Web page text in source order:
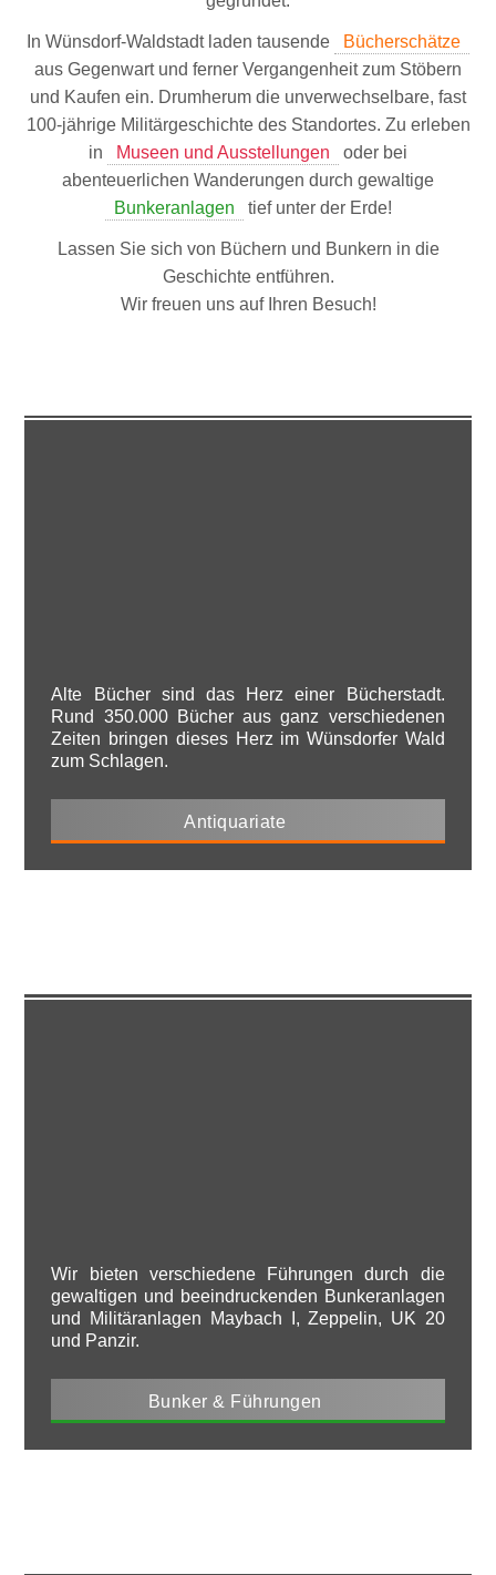
In Wünsdorf-Waldstadt laden tausende
Bücherschätze
aus Gegenwart und ferner Vergangenheit zum Stöbern
und Kaufen ein. Drumherum die unverwechselbare, fast
100-jährige Militärgeschichte des Standortes. Zu erleben
in
Museen und Ausstellungen
oder bei
abenteuerlichen Wanderungen durch gewaltige
Bunkeranlagen
tief unter der Erde!
Lassen Sie sich von Büchern und Bunkern in die
Geschichte entführen.
Wir freuen uns auf Ihren Besuch!
Alte Bücher sind das Herz einer Bücherstadt.
Rund 350.000 Bücher aus ganz verschiedenen
Zeiten bringen dieses Herz im Wünsdorfer Wald
zum Schlagen.
Antiquariate
Wir bieten verschiedene Führungen durch die
gewaltigen und beeindruckenden Bunkeranlagen
und Militäranlagen Maybach I, Zeppelin, UK 20
und Panzir.
Bunker & Führungen